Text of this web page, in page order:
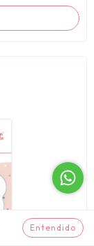
Entendido